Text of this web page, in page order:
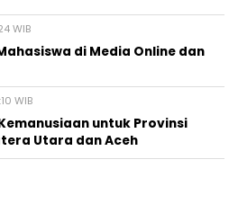
WIB
di Media Online dan
WIB
untuk Provinsi
Utara dan Aceh